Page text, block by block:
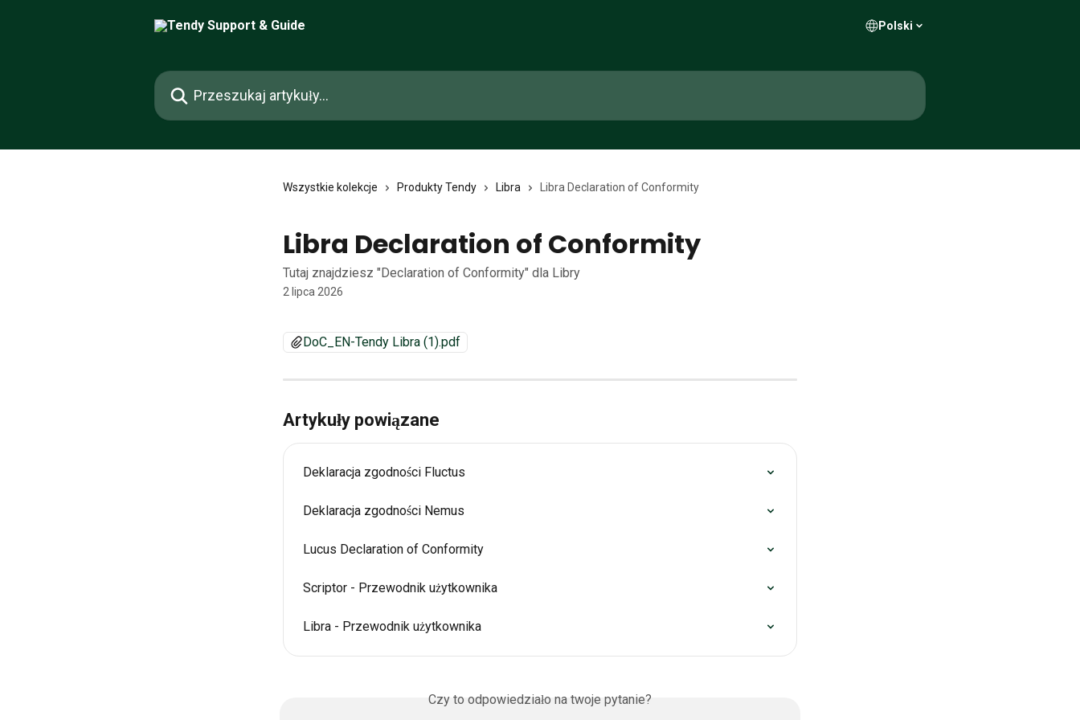
Polski
Przeszukaj artykuły...
Wszystkie kolekcje Produkty Tendy Libra Libra Declaration of Conformity
Libra Declaration of Conformity
Tutaj znajdziesz "Declaration of Conformity" dla Libry
2 lipca 2026
DoC_EN-Tendy Libra (1).pdf
Artykuły powiązane
Deklaracja zgodności Fluctus
Deklaracja zgodności Nemus
Lucus Declaration of Conformity
Scriptor - Przewodnik użytkownika
Libra - Przewodnik użytkownika
Czy to odpowiedziało na twoje pytanie?